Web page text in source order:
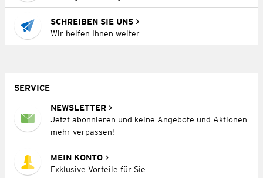
SCHREIBEN SIE UNS
Wir helfen Ihnen weiter
SERVICE
NEWSLETTER
Jetzt abonnieren und keine Angebote und Aktionen
mehr verpassen!
MEIN KONTO
Exklusive Vorteile für Sie